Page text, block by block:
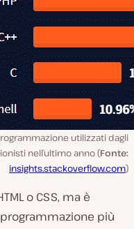
utilizzati dagli
nell’ultimo anno (Fonte:
insights.stackoverflow.com)
o CSS, ma è
più